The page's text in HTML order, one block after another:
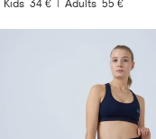
Kids 34 € | Adults 55 €